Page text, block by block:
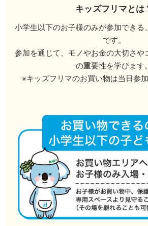
キッズフリマとは
小学生以下のお子様のみが参加できる
です。
参加を通じて、モノやお金の大切さや
の重要性を学びます。
※キッズフリマのお買い物は当日参加